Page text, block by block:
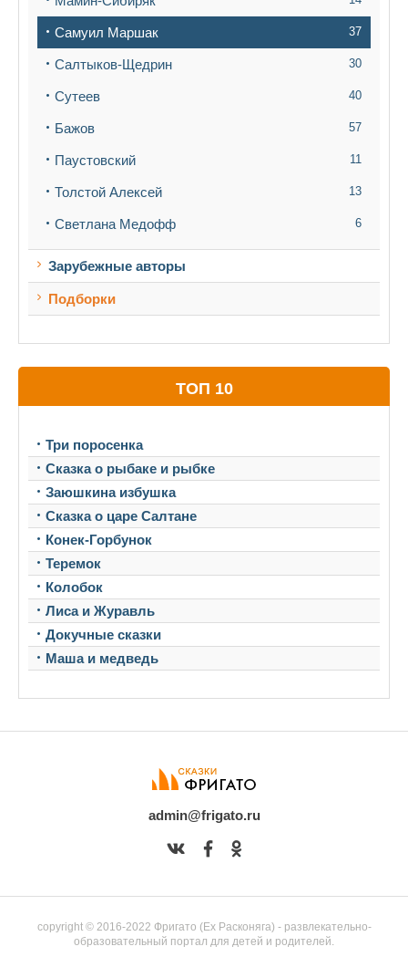
Самуил Маршак 37
Салтыков-Щедрин 30
Сутеев 40
Бажов 57
Паустовский 11
Толстой Алексей 13
Светлана Медофф 6
Зарубежные авторы
Подборки
ТОП 10
Три поросенка
Сказка о рыбаке и рыбке
Заюшкина избушка
Сказка о царе Салтане
Конек-Горбунок
Теремок
Колобок
Лиса и Журавль
Докучные сказки
Маша и медведь
admin@frigato.ru
copyright © 2016-2022 Фригато (Ex Расконяга) - развлекательно-
образовательный портал для детей и родителей.